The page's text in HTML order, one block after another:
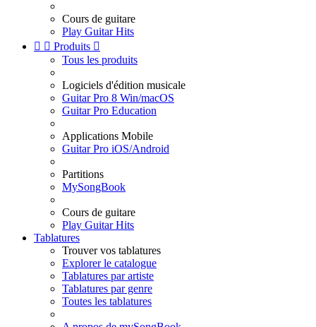
Cours de guitare
Play Guitar Hits
  Produits 
Tous les produits
Logiciels d'édition musicale
Guitar Pro 8 Win/macOS
Guitar Pro Education
Applications Mobile
Guitar Pro iOS/Android
Partitions
MySongBook
Cours de guitare
Play Guitar Hits
Tablatures
Trouver vos tablatures
Explorer le catalogue
Tablatures par artiste
Tablatures par genre
Toutes les tablatures